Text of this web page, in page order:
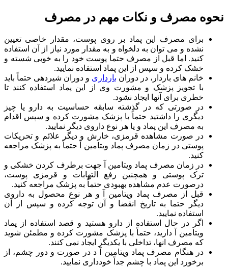
نحوه مصرف و نکات مهم در مصرف
برای مصرف این پماد بر روی پوست، مقدار خاصی تعیین
نشده و می توان به دلخواه و به مقدار مورد نیاز از آن استفاده
کنید. اما قبل از مصرف حتما پوست خود را به خوبی شسته و
خشک کرده و سپس از این پماد استفاده نمایید.
خانم های باردار، در دوران بارداری و دوران شیردهی حتماً باید
با تجویز پزشک و مشورت وی از این پماد استفاده کنند تا
خطری برای آنها ایجاد نشود.
در صورتی که در گذشته سابقه حساسیت به دارو یا چیز
دیگری را داشتید حتماً با پزشک مشورت کرده و سپس اقدام
به مصرف این پماد و یا هر نوع داروی دیگر نمایید.
در صورت مشاهده قرمزی، خارش و دیگر علائم و تحریکات
پوستی در زمان مصرف پماد ویتامین آ حتماً به پزشک مراجعه
کنید.
در زمان مصرف پماد ویتامین آ جهت برطرف کردن خشکی و
ترک پوستی و همچنین رفع التهابات و قرمزی پوست،
درصورت عدم مشاهده بهبودی حتماً به پزشک مراجعه کنید.
قبل از مصرف پماد ویتامین آ و هر نوع محصول به داروی
دیگر حتما به تاریخ انقضا و آن توجه کرده و سپس از آن
استفاده نمایید.
اگر در حال استفاده از دارو هستید و قصد استفاده از پماد
ویتامین آ دارید، حتماً با پزشک مشورت کرده و مطمئن شوید
که مصرف انها، تداخلی با یکدیگر ایجاد نمی کنند.
در هنگام مصرف پماد ویتامین آ د در صورت و دور چشم، از
برخورد این پماد با چشم جداً خودداری نمایید.